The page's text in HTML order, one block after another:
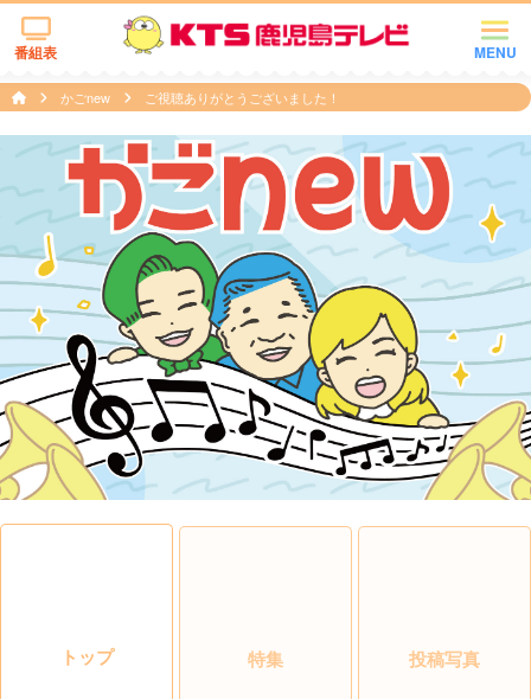
MENU
番組表
かごnew ご視聴ありがとうございました！
トップ 特集 投稿写真